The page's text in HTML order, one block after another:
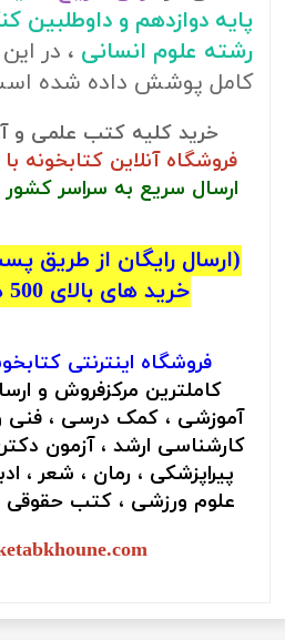
پایه دوازدهم و داوطلبین
رشته علوم انسانی ، در
کامل پوشش داده شده
خرید کلیه کتب علمی و
فروشگاه آنلاین کتابخونه
ارسال سریع به سراسر کشور
(ارسال رایگان از طریق
خرید های بالای 500 هزار تومان)
فروشگاه اینترنتی
کاملترین مرکزفروش و
آموزشی ، کمک درسی ، فنی
کارشناسی ارشد ، آزمون
پیراپزشکی ، رمان ، شعر ،
علوم ورزشی ، کتب حقوقی و